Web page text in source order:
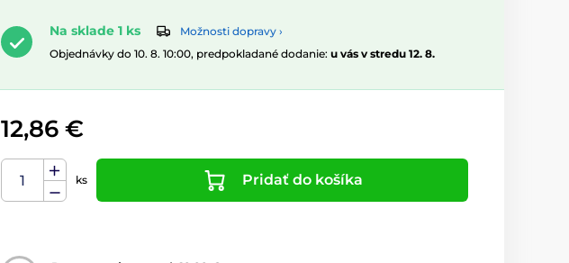
Na sklade 1 ks
Možnosti dopravy ›
Objednávky do 10. 8. 10:00, predpokladané dodanie: u vás v stredu 12. 8.
12,86 €
ks Pridať do košíka